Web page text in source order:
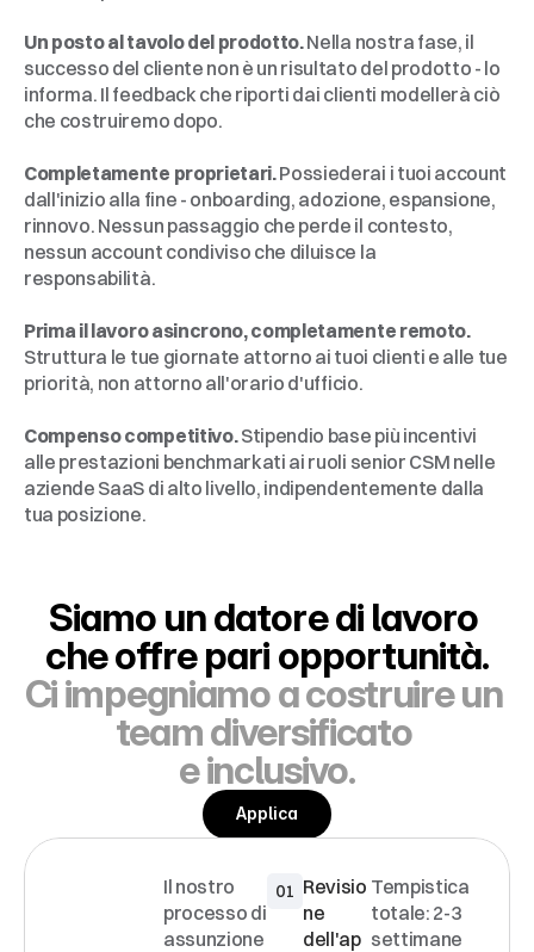
Un posto al tavolo del prodotto. Nella nostra fase, il
successo del cliente non è un risultato del prodotto - lo
informa. Il feedback che riporti dai clienti modellerà ciò
che costruiremo dopo.
Completamente proprietari. Possiederai i tuoi account
dall'inizio alla fine - onboarding, adozione, espansione,
rinnovo. Nessun passaggio che perde il contesto,
nessun account condiviso che diluisce la
responsabilità.
Prima il lavoro asincrono, completamente remoto.
Struttura le tue giornate attorno ai tuoi clienti e alle tue
priorità, non attorno all'orario d'ufficio.
Compenso competitivo. Stipendio base più incentivi
alle prestazioni benchmarkati ai ruoli senior CSM nelle
aziende SaaS di alto livello, indipendentemente dalla
tua posizione.
Siamo un datore di lavoro
che offre pari opportunità.
Ci impegniamo a costruire un
team diversificato
e inclusivo.
Applica
Il nostro
processo di
assunzione
01 Revisio
ne
dell'ap
Tempistica
totale: 2-3
settimane